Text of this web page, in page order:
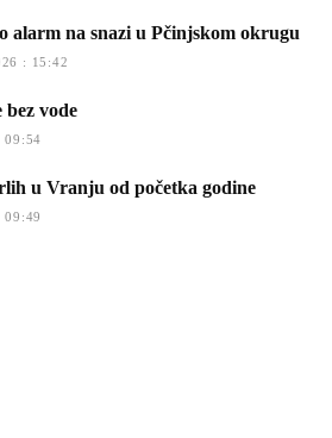
alarm na snazi u Pčinjskom okrugu
: 15:42
vode
09:54
u Vranju od početka godine
09:49